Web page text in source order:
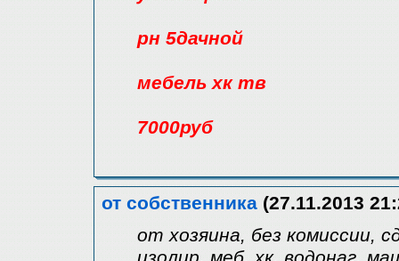
рн 5дачной
мебель хк тв
7000руб
от собственника (27.11.2013
от хозяина, без комиссии,